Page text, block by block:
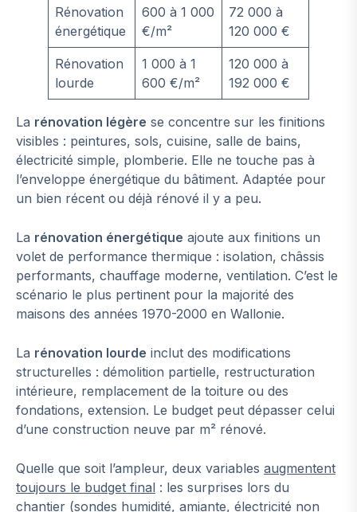
Rénovation
énergétique
600 à 1 000
€/m²
72 000 à
120 000 €
Rénovation
lourde
1 000 à 1
600 €/m²
120 000 à
192 000 €
La rénovation légère se concentre sur les finitions
visibles : peintures, sols, cuisine, salle de bains,
électricité simple, plomberie. Elle ne touche pas à
l’enveloppe énergétique du bâtiment. Adaptée pour
un bien récent ou déjà rénové il y a peu.
La rénovation énergétique ajoute aux finitions un
volet de performance thermique : isolation, châssis
performants, chauffage moderne, ventilation. C’est le
scénario le plus pertinent pour la majorité des
maisons des années 1970-2000 en Wallonie.
La rénovation lourde inclut des modifications
structurelles : démolition partielle, restructuration
intérieure, remplacement de la toiture ou des
fondations, extension. Le budget peut dépasser celui
d’une construction neuve par m² rénové.
Quelle que soit l’ampleur, deux variables augmentent
toujours le budget final : les surprises lors du
chantier (sondes humidité, amiante, électricité non